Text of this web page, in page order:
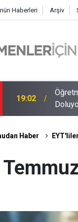
Haberleri Arşiv
09:01 2026
Haber